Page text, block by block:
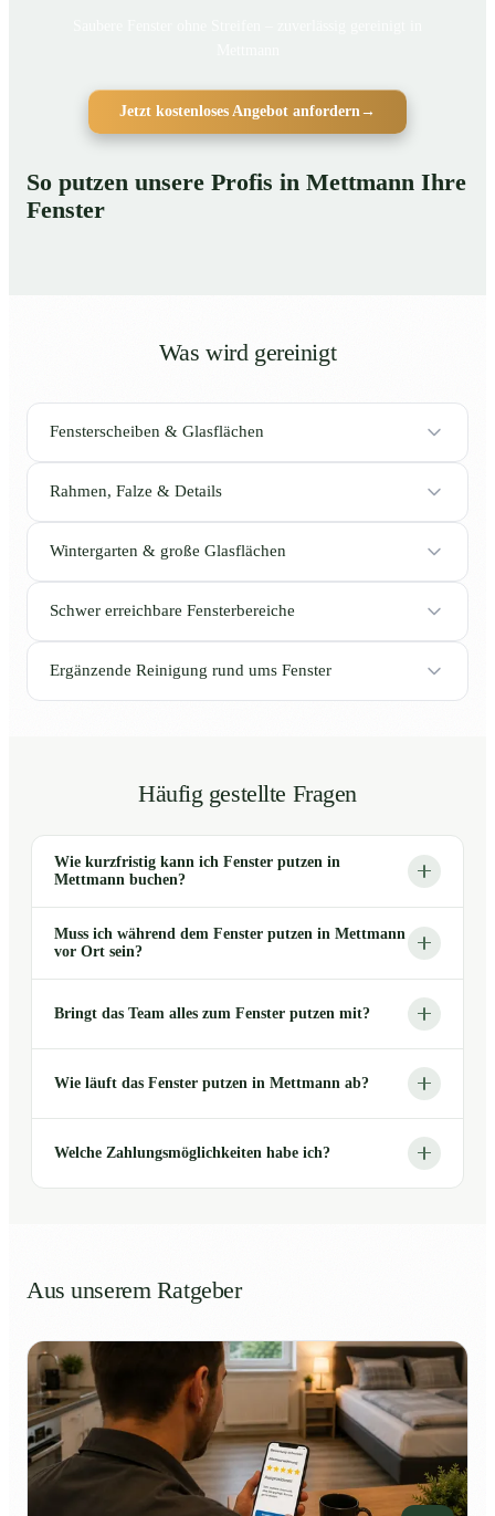
Jetzt kostenloses Angebot anfordern →
So putzen unsere Profis in Mettmann Ihre
Fenster
Was wird gereinigt
Fensterscheiben & Glasflächen
Rahmen, Falze & Details
Wintergarten & große Glasflächen
Schwer erreichbare Fensterbereiche
Ergänzende Reinigung rund ums Fenster
Häufig gestellte Fragen
Wie kurzfristig kann ich Fenster putzen in
Mettmann buchen?
Muss ich während dem Fenster putzen in Mettmann
vor Ort sein?
Bringt das Team alles zum Fenster putzen mit?
Wie läuft das Fenster putzen in Mettmann ab?
Welche Zahlungsmöglichkeiten habe ich?
Aus unserem Ratgeber